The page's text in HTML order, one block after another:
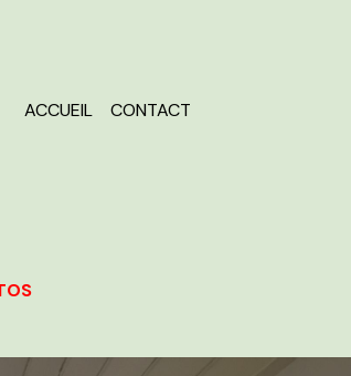
ACCUEIL CONTACT